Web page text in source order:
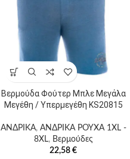
Βερμούδα Φούτερ Μπλε Μεγάλα
Μεγέθη / Υπερμεγέθη KS20815
ΑΝΔΡΙΚΑ, ΑΝΔΡΙΚΑ ΡΟΥΧΑ 1XL -
8XL, Βερμούδες
22,58 €